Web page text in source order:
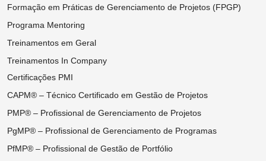
Formação em Práticas de Gerenciamento de Projetos (FPGP)
Programa Mentoring
Treinamentos em Geral
Treinamentos In Company
Certificações PMI
CAPM® – Técnico Certificado em Gestão de Projetos
PMP® – Profissional de Gerenciamento de Projetos
PgMP® – Profissional de Gerenciamento de Programas
PfMP® – Profissional de Gestão de Portfólio